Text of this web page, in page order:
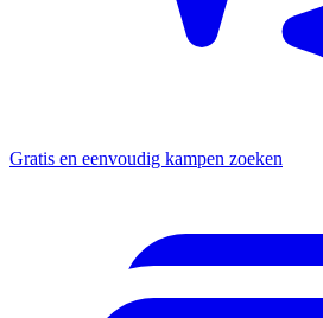
Gratis en eenvoudig kampen zoeken